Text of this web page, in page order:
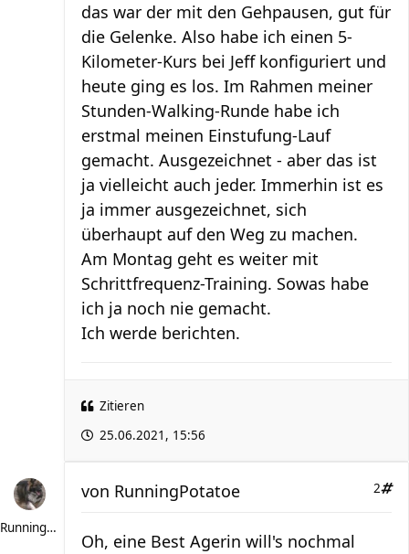
das war der mit den Gehpausen, gut für
die Gelenke. Also habe ich einen 5-
Kilometer-Kurs bei Jeff konfiguriert und
heute ging es los. Im Rahmen meiner
Stunden-Walking-Runde habe ich
erstmal meinen Einstufung-Lauf
gemacht. Ausgezeichnet - aber das ist
ja vielleicht auch jeder. Immerhin ist es
ja immer ausgezeichnet, sich
überhaupt auf den Weg zu machen.
Am Montag geht es weiter mit
Schrittfrequenz-Training. Sowas habe
ich ja noch nie gemacht.
Ich werde berichten.
Zitieren
25.06.2021, 15:56
RunningPotatoe
2
von RunningPotatoe
Oh, eine Best Agerin will's nochmal